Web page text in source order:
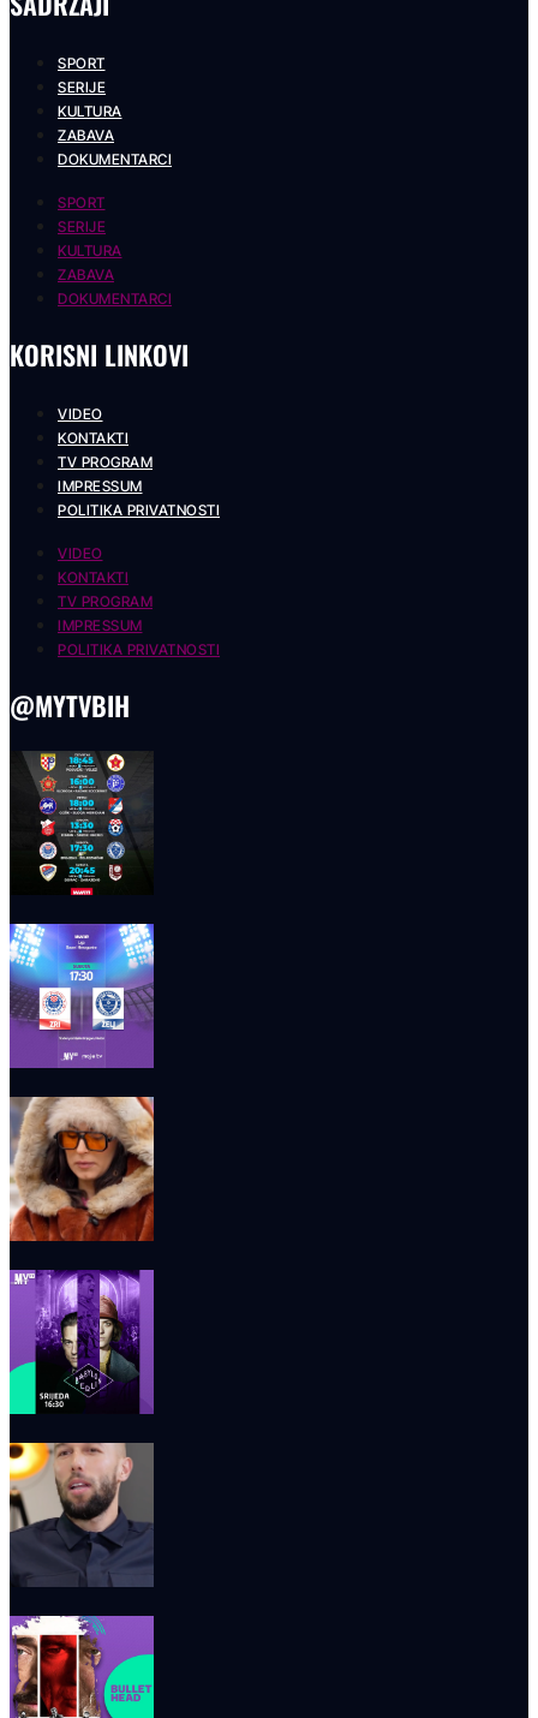
SPORT
SERIJE
KULTURA
ZABAVA
DOKUMENTARCI
SPORT
SERIJE
KULTURA
ZABAVA
DOKUMENTARCI
KORISNI LINKOVI
VIDEO
KONTAKTI
TV PROGRAM
IMPRESSUM
POLITIKA PRIVATNOSTI
VIDEO
KONTAKTI
TV PROGRAM
IMPRESSUM
POLITIKA PRIVATNOSTI
@MYTVBIH